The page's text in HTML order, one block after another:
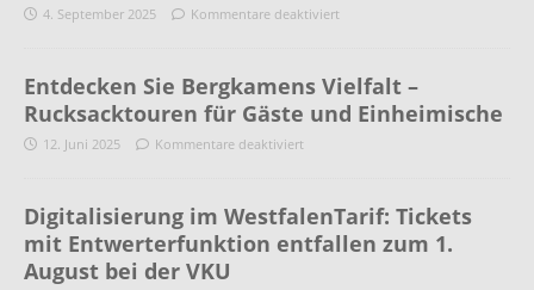
4. September 2025 Kommentare deaktiviert
Entdecken Sie Bergkamens Vielfalt –
Rucksacktouren für Gäste und Einheimische
12. Juni 2025 Kommentare deaktiviert
Digitalisierung im WestfalenTarif: Tickets
mit Entwerterfunktion entfallen zum 1.
August bei der VKU